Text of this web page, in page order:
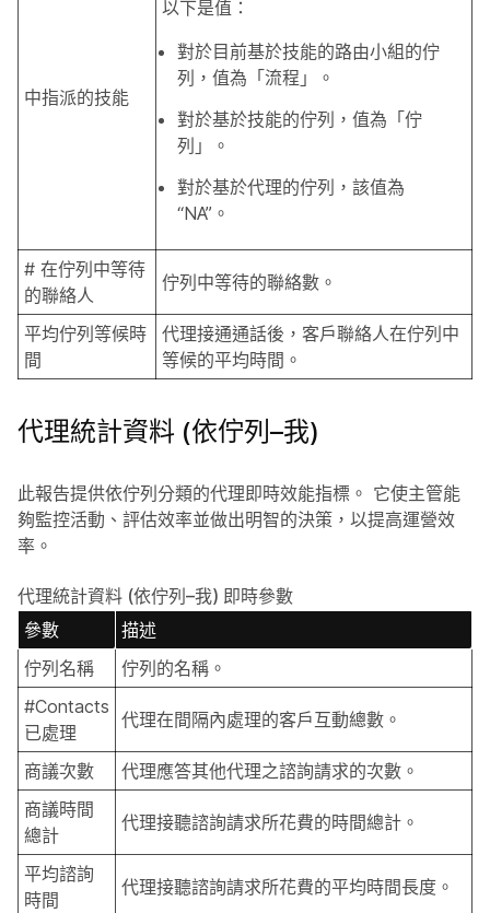
中指派的技能
以下是值：
對於目前基於技能的路由小組的佇
列，值為「流程」。
對於基於技能的佇列，值為「佇
列」。
對於基於代理的佇列，該值為
“NA”。
# 在佇列中等待
的聯絡人
佇列中等待的聯絡數。
平均佇列等候時
間
代理接通通話後，客戶聯絡人在佇列中
等候的平均時間。
代理統計資料 (依佇列–我)
此報告提供依佇列分類的代理即時效能指標。 它使主管能
夠監控活動、評估效率並做出明智的決策，以提高運營效
率。
代理統計資料 (依佇列–我) 即時參數
參數
描述
佇列名稱
佇列的名稱。
#Contacts
已處理
代理在間隔內處理的客戶互動總數。
商議次數
代理應答其他代理之諮詢請求的次數。
商議時間
總計
代理接聽諮詢請求所花費的時間總計。
平均諮詢
時間
代理接聽諮詢請求所花費的平均時間長度。